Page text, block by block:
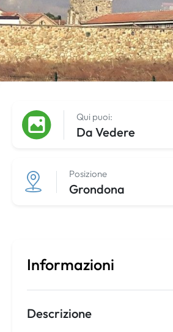
Qui puoi:
Da Vedere
Posizione
Grondona
Informazioni
Descrizione